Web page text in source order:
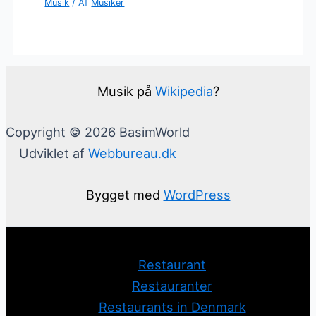
Musik / Af Musiker
Musik på Wikipedia?
Copyright © 2026 BasimWorld
Udviklet af Webbureau.dk
Bygget med WordPress
Restaurant
Restauranter
Restaurants in Denmark